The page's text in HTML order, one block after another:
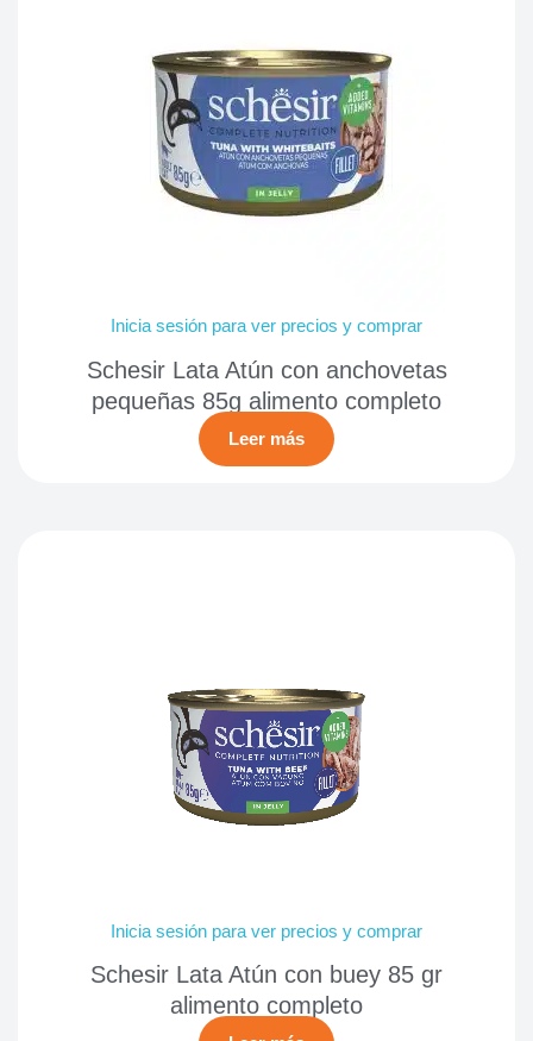
Inicia sesión para ver precios y comprar
Schesir Lata Atún con anchovetas
pequeñas 85g alimento completo
Leer más
Inicia sesión para ver precios y comprar
Schesir Lata Atún con buey 85 gr
alimento completo